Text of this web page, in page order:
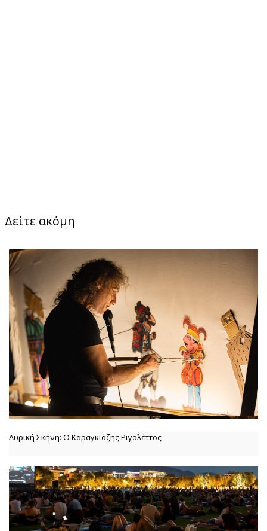
Δείτε ακόμη
Λυρική Σκήνη: Ο Καραγκιόζης Ριγολέττος